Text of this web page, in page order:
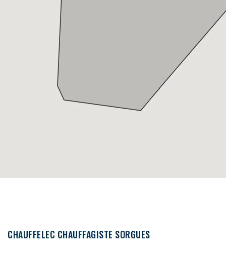
CHAUFFELEC CHAUFFAGISTE SORGUES